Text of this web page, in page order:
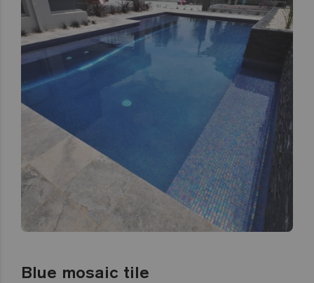
Blue mosaic tile